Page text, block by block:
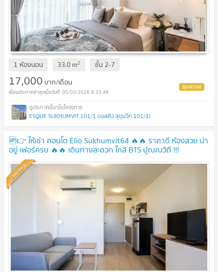
1 ห้องนอน 33.0m2 ชั้น 2-7
17,000 บาท/เดือน
05/03/2026 9:33:49
ESQUE SUKHUMVIT 101/1 (เอสคิว สุขุมวิท 101/1)
🆙👉 ให้เช่า คอนโด Elio Sukhumvit64 🔥🔥 ราคาดี ห้องสวย น่า
อยู่ เฟอร์ครบ 🔥🔥 เดินทางสะดวก ใกล้ BTS ปุณณวิถี !!!
Standard